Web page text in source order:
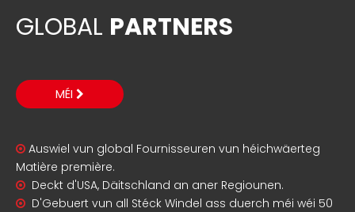
GLOBAL PARTNERS
MÉI
 Auswiel vun global Fournisseuren vun héichwäerteg
Matière première.
 Deckt d'USA, Däitschland an aner Regiounen.
 D'Gebuert vun all Stéck Windel ass duerch méi wéi 50